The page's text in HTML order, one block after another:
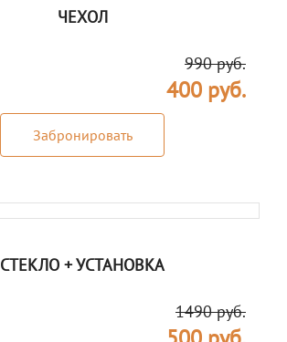
ЧЕХОЛ
990 руб.
400 руб.
Забронировать
СТЕКЛО + УСТАНОВКА
1490 руб.